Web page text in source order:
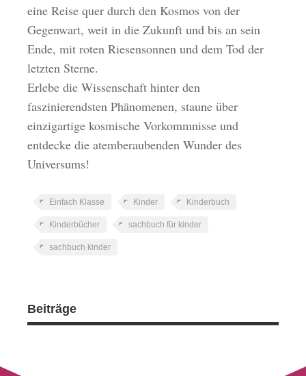
eine Reise quer durch den Kosmos von der
Gegenwart, weit in die Zukunft und bis an sein
Ende, mit roten Riesensonnen und dem Tod der
letzten Sterne.
Erlebe die Wissenschaft hinter den
faszinierendsten Phänomenen, staune über
einzigartige kosmische Vorkommnisse und
entdecke die atemberaubenden Wunder des
Universums!
Einfach Klasse Kinder Kinderbuch
Kinderbücher sachbuch für kinder
sachbuch kinder
Beiträge